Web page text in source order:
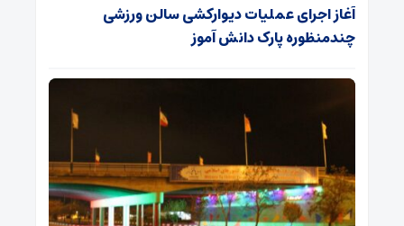
آغاز اجرای عملیات دیوارکشی سالن ورزشی
چندمنظوره پارک دانش آموز